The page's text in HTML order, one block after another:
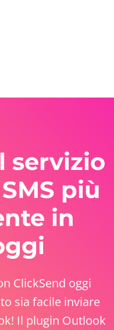
servizio
più
in
ClickSend oggi
sia facile inviare
Il plugin Outlook